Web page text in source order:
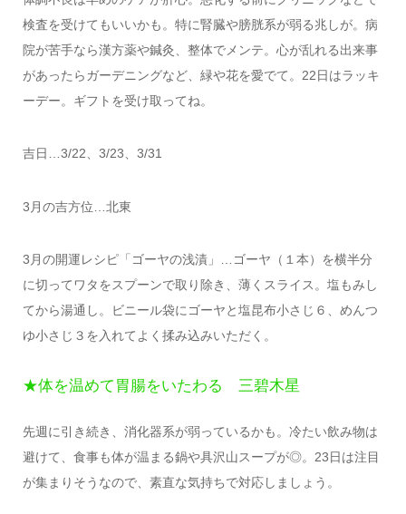
検査を受けてもいいかも。特に腎臓や膀胱系が弱る兆しが。病
院が苦手なら漢方薬や鍼灸、整体でメンテ。心が乱れる出来事
があったらガーデニングなど、緑や花を愛でて。22日はラッキ
ーデー。ギフトを受け取ってね。
吉日…3/22、3/23、3/31
3月の吉方位…北東
3月の開運レシピ「ゴーヤの浅漬」…ゴーヤ（１本）を横半分
に切ってワタをスプーンで取り除き、薄くスライス。塩もみし
てから湯通し。ビニール袋にゴーヤと塩昆布小さじ６、めんつ
ゆ小さじ３を入れてよく揉み込みいただく。
★体を温めて胃腸をいたわる 三碧木星
先週に引き続き、消化器系が弱っているかも。冷たい飲み物は
避けて、食事も体が温まる鍋や具沢山スープが◎。23日は注目
が集まりそうなので、素直な気持ちで対応しましょう。